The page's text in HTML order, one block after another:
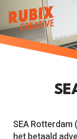
main
content
SEA